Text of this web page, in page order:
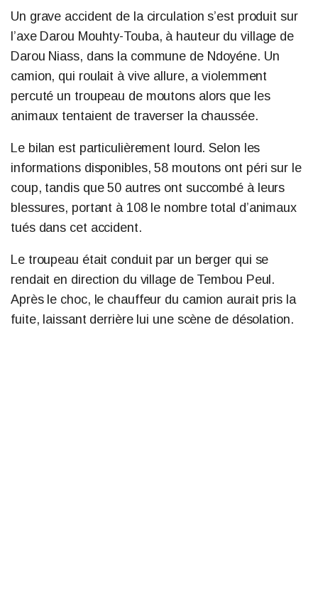
Un grave accident de la circulation s’est produit sur
l’axe Darou Mouhty-Touba, à hauteur du village de
Darou Niass, dans la commune de Ndoyéne. Un
camion, qui roulait à vive allure, a violemment
percuté un troupeau de moutons alors que les
animaux tentaient de traverser la chaussée.
Le bilan est particulièrement lourd. Selon les
informations disponibles, 58 moutons ont péri sur le
coup, tandis que 50 autres ont succombé à leurs
blessures, portant à 108 le nombre total d’animaux
tués dans cet accident.
Le troupeau était conduit par un berger qui se
rendait en direction du village de Tembou Peul.
Après le choc, le chauffeur du camion aurait pris la
fuite, laissant derrière lui une scène de désolation.